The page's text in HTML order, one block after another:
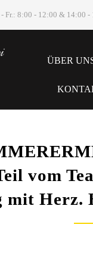
Fr.: 8:00 - 12:00 & 14:00 -
ÜBER
vom
mit Herz.